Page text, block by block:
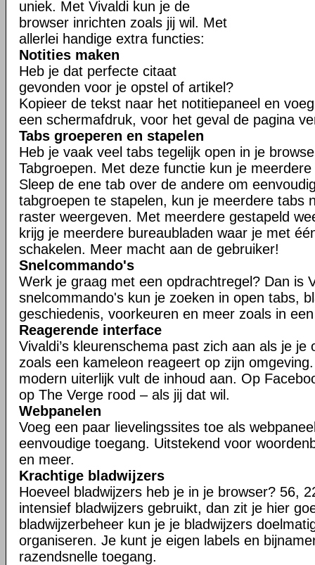
uniek. Met Vivaldi kun je de
browser inrichten zoals jij wil. Met
allerlei handige extra functies:
Notities maken
Heb je dat perfecte citaat
gevonden voor je opstel of artikel?
Kopieer de tekst naar het notitiepaneel en
een schermafdruk, voor het geval de pagina
Tabs groeperen en stapelen
Heb je vaak veel tabs tegelijk open in je
Tabgroepen. Met deze functie kun je
Sleep de ene tab over de andere om
tabgroepen te stapelen, kun je meerdere tabs
raster weergeven. Met meerdere gestapeld
krijg je meerdere bureaubladen waar je met
schakelen. Meer macht aan de gebruiker!
Snelcommando's
Werk je graag met een opdrachtregel? Dan is
snelcommando's kun je zoeken in open tabs,
geschiedenis, voorkeuren en meer zoals in
Reagerende interface
Vivaldi’s kleurenschema past zich aan als je je
zoals een kameleon reageert op zijn
modern uiterlijk vult de inhoud aan. Op
op The Verge rood – als jij dat wil.
Webpanelen
Voeg een paar lievelingssites toe als
eenvoudige toegang. Uitstekend voor
en meer.
Krachtige bladwijzers
Hoeveel bladwijzers heb je in je browser? 56,
intensief bladwijzers gebruikt, dan zit je hier
bladwijzerbeheer kun je je bladwijzers
organiseren. Je kunt je eigen labels en
razendsnelle toegang.